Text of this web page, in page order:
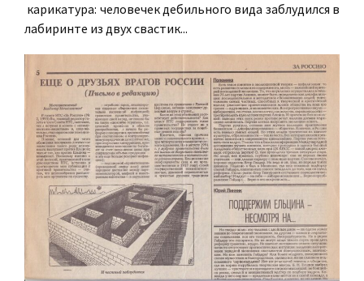
карикатура: человечек дебильного вида заблудился в
лабиринте из двух свастик...